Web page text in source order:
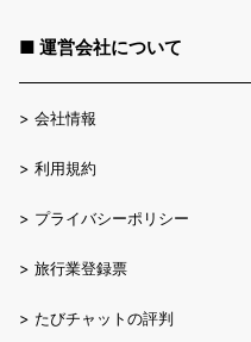
■ 運営会社について
> 会社情報
> 利用規約
> プライバシーポリシー
> 旅行業登録票
> たびチャットの評判